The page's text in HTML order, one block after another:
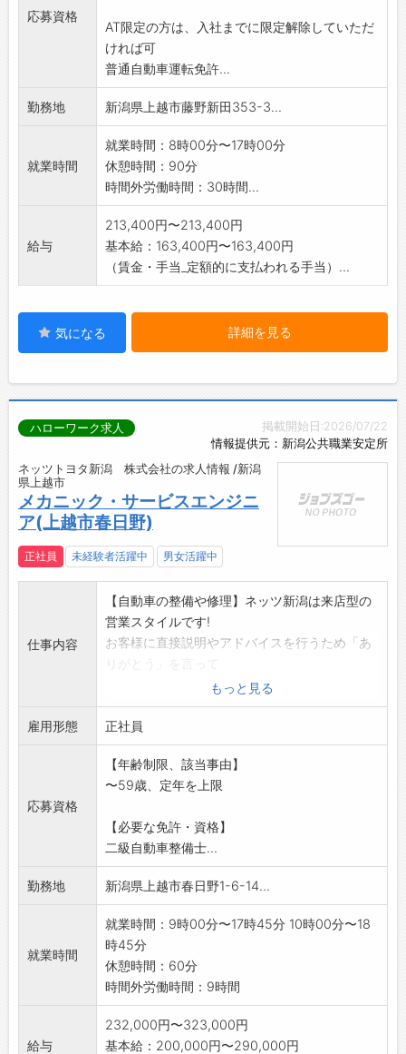
ア、食品加工工場、
外食店舗、配送センターなどです
・機材の搬入設置、配管工事、修理などを行い
ます。工具は貸与し
ます。移動は社用車を使用します
変更なし
応募資格
AT限定の方は、入社までに限定解除していただ
ければ可
普通自動車運転免許...
勤務地 新潟県上越市藤野新田353-3...
就業時間
就業時間：8時00分〜17時00分
休憩時間：90分
時間外労働時間：30時間...
給与
213,400円〜213,400円
基本給：163,400円〜163,400円
（賃金・手当_定額的に支払われる手当）...
気になる 詳細を見る
掲載開始日:2026/07/22
情報提供元：新潟公共職業安定所
ハローワーク求人
ネッツトヨタ新潟 株式会社の求人情報 /新潟
県上越市
メカニック・サービスエンジニ
ア(上越市春日野)
正社員 未経験者活躍中 男女活躍中
仕事内容
【自動車の整備や修理】ネッツ新潟は来店型の
営業スタイルです!
お客様に直接説明やアドバイスを行うため「あ
頂ける機会も多いのでやりがいも得られます。
人と関わる機会が多
いため明るいスタッフが多く人間関係も良好で
す。
*変更範囲:会社の定める業務
もっと見る
雇用形態 正社員
応募資格
【年齢制限、該当事由】
〜59歳、定年を上限
【必要な免許・資格】
二級自動車整備士...
勤務地 新潟県上越市春日野1-6-14...
就業時間
就業時間：9時00分〜17時45分 10時00分〜18
時45分
休憩時間：60分
時間外労働時間：9時間
給与
232,000円〜323,000円
基本給：200,000円〜290,000円